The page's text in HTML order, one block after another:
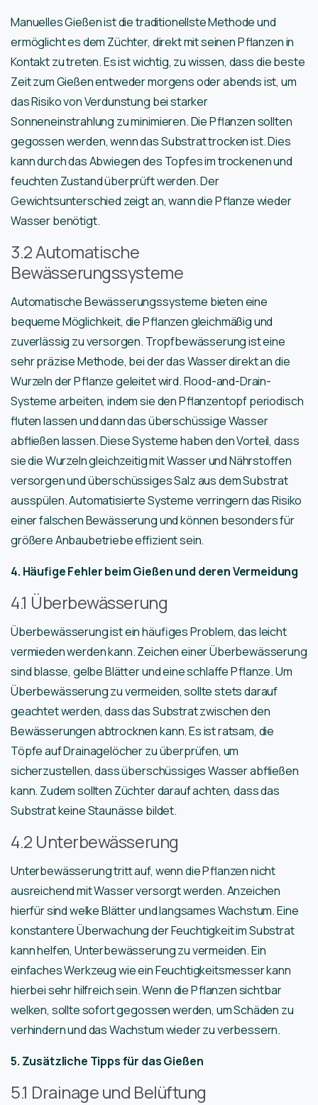
Manuelles Gießen ist die traditionellste Methode und
ermöglicht es dem Züchter, direkt mit seinen Pflanzen in
Kontakt zu treten. Es ist wichtig, zu wissen, dass die beste
Zeit zum Gießen entweder morgens oder abends ist, um
das Risiko von Verdunstung bei starker
Sonneneinstrahlung zu minimieren. Die Pflanzen sollten
gegossen werden, wenn das Substrat trocken ist. Dies
kann durch das Abwiegen des Topfes im trockenen und
feuchten Zustand überprüft werden. Der
Gewichtsunterschied zeigt an, wann die Pflanze wieder
Wasser benötigt.
3.2 Automatische
Bewässerungssysteme
Automatische Bewässerungssysteme bieten eine
bequeme Möglichkeit, die Pflanzen gleichmäßig und
zuverlässig zu versorgen. Tropfbewässerung ist eine
sehr präzise Methode, bei der das Wasser direkt an die
Wurzeln der Pflanze geleitet wird. Flood-and-Drain-
Systeme arbeiten, indem sie den Pflanzentopf periodisch
fluten lassen und dann das überschüssige Wasser
abfließen lassen. Diese Systeme haben den Vorteil, dass
sie die Wurzeln gleichzeitig mit Wasser und Nährstoffen
versorgen und überschüssiges Salz aus dem Substrat
ausspülen. Automatisierte Systeme verringern das Risiko
einer falschen Bewässerung und können besonders für
größere Anbaubetriebe effizient sein.
4. Häufige Fehler beim Gießen und deren Vermeidung
4.1 Überbewässerung
Überbewässerung ist ein häufiges Problem, das leicht
vermieden werden kann. Zeichen einer Überbewässerung
sind blasse, gelbe Blätter und eine schlaffe Pflanze. Um
Überbewässerung zu vermeiden, sollte stets darauf
geachtet werden, dass das Substrat zwischen den
Bewässerungen abtrocknen kann. Es ist ratsam, die
Töpfe auf Drainagelöcher zu überprüfen, um
sicherzustellen, dass überschüssiges Wasser abfließen
kann. Zudem sollten Züchter darauf achten, dass das
Substrat keine Staunässe bildet.
4.2 Unterbewässerung
Unterbewässerung tritt auf, wenn die Pflanzen nicht
ausreichend mit Wasser versorgt werden. Anzeichen
hierfür sind welke Blätter und langsames Wachstum. Eine
konstantere Überwachung der Feuchtigkeit im Substrat
kann helfen, Unterbewässerung zu vermeiden. Ein
einfaches Werkzeug wie ein Feuchtigkeitsmesser kann
hierbei sehr hilfreich sein. Wenn die Pflanzen sichtbar
welken, sollte sofort gegossen werden, um Schäden zu
verhindern und das Wachstum wieder zu verbessern.
5. Zusätzliche Tipps für das Gießen
5.1 Drainage und Belüftung